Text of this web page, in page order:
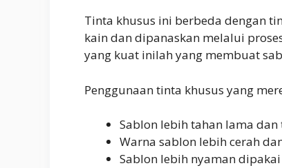
Tinta khusus ini berbeda dengan
kain dan dipanaskan melalui
yang kuat inilah yang membuat
Penggunaan tinta khusus yang
Sablon lebih tahan lama
Warna sablon lebih cerah
Sablon lebih nyaman